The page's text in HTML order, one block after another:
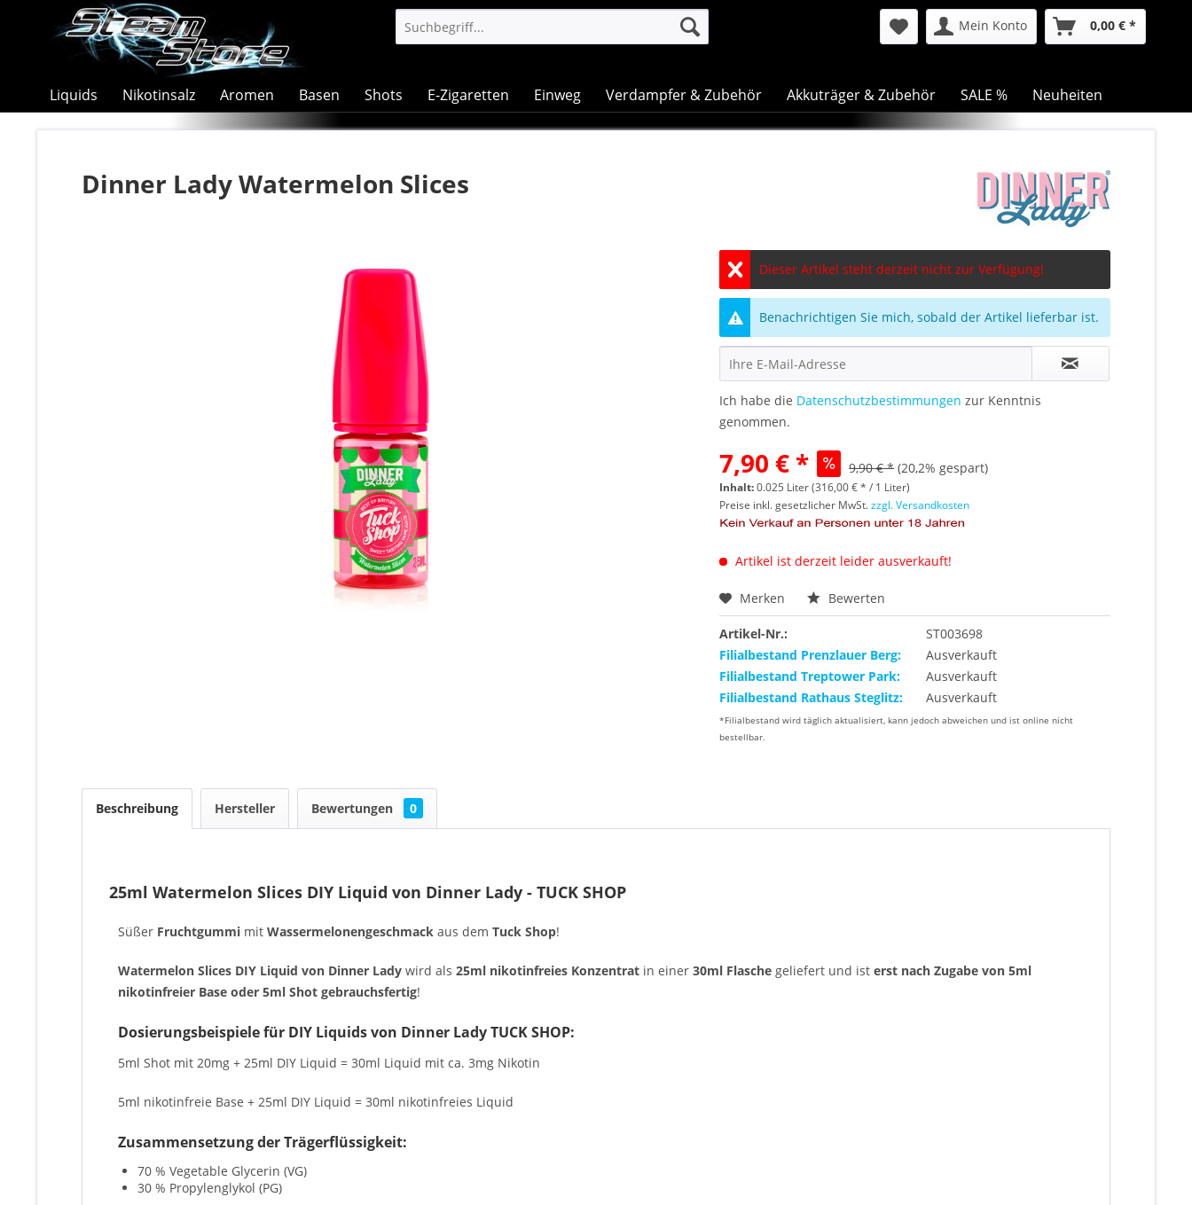
Mein Konto 0,00 € *
Liquids Nikotinsalz Aromen Basen Shots E-Zigaretten Einweg Verdampfer & Zubehör Akkuträger & Zubehör SALE % Neuheiten
Dinner Lady Watermelon Slices
Dieser Artikel steht derzeit nicht zur Verfügung!
Benachrichtigen Sie mich, sobald der Artikel lieferbar ist.
Ich habe die Datenschutzbestimmungen zur Kenntnis
genommen.
7,90 € * 9,90 € * (20,2% gespart)
Inhalt:0.025 Liter (316,00 € * / 1 Liter)
Preise inkl. gesetzlicher MwSt.zzgl. Versandkosten
Artikel ist derzeit leider ausverkauft!
Merken Bewerten
Artikel-Nr.:
ST003698
Filialbestand Prenzlauer Berg:
Ausverkauft
Filialbestand Treptower Park:
Ausverkauft
Filialbestand Rathaus Steglitz:
Ausverkauft
*Filialbestand wird täglich aktualisiert, kann jedoch abweichen und ist online nicht
bestellbar.
Beschreibung Hersteller Bewertungen 0
25ml Watermelon Slices DIY Liquid von Dinner Lady - TUCK SHOP
Süßer Fruchtgummi mit Wassermelonengeschmack aus dem Tuck Shop!
Watermelon Slices DIY Liquid von Dinner Lady wird als 25ml nikotinfreies Konzentrat in einer 30ml Flasche geliefert und ist erst nach Zugabe von 5ml
nikotinfreier Base oder 5ml Shot gebrauchsfertig!
Dosierungsbeispiele für DIY Liquids von Dinner Lady TUCK SHOP:
5ml Shot mit 20mg + 25ml DIY Liquid = 30ml Liquid mit ca. 3mg Nikotin
5ml nikotinfreie Base + 25ml DIY Liquid = 30ml nikotinfreies Liquid
Zusammensetzung der Trägerflüssigkeit:
70 % Vegetable Glycerin (VG)
30 % Propylenglykol (PG)